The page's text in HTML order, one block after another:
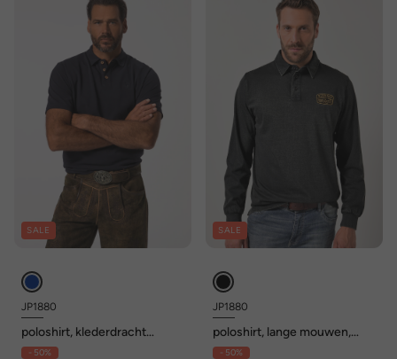
SALE
JP1880
poloshirt, klederdracht
kostuum, korte mouwen,
- 50%
SALE
JP1880
poloshirt, lange mouwen,
badge, vintage look, tot 8XL
- 50%